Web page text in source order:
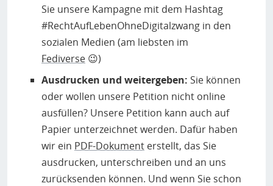
Sie unsere Kampagne mit dem Hashtag
#RechtAufLebenOhneDigitalzwang in den
sozialen Medien (am liebsten im
Fediverse 😉)
Ausdrucken und weitergeben: Sie können
oder wollen unsere Petition nicht online
ausfüllen? Unsere Petition kann auch auf
Papier unterzeichnet werden. Dafür haben
wir ein PDF-Dokument erstellt, das Sie
ausdrucken, unterschreiben und an uns
zurücksenden können. Und wenn Sie schon